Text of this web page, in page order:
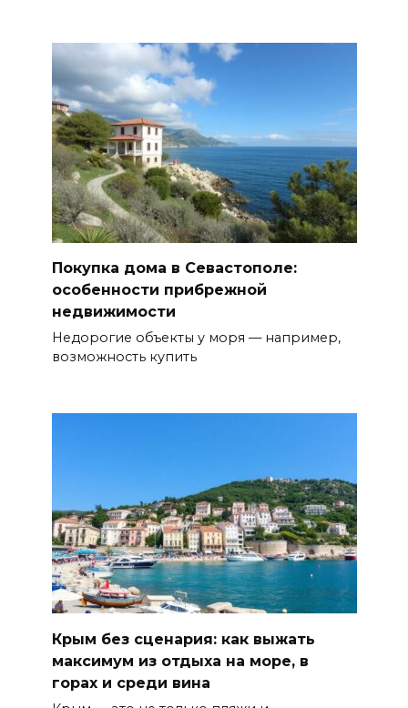
Покупка дома в Севастополе:
особенности прибрежной
недвижимости
Недорогие объекты у моря — например,
возможность купить
Крым без сценария: как выжать
максимум из отдыха на море, в
горах и среди вина